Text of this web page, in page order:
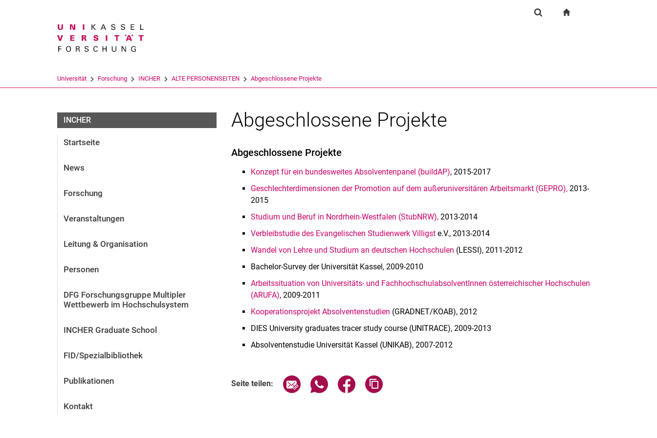
Universität Forschung INCHER ALTE PERSONENSEITEN Abgeschlossene Projekte
INCHER
Startseite
News
Forschung
Veranstaltungen
Leitung & Organisation
Personen
DFG Forschungsgruppe Multipler
Wettbewerb im Hochschulsystem
INCHER Graduate School
FID/Spezialbibliothek
Publikationen
Kontakt
Abgeschlossene Projekte
Abgeschlossene Projekte
Konzept für ein bundesweites Absolventenpanel (buildAP), 2015-2017
Geschlechterdimensionen der Promotion auf dem außeruniversitären Arbeitsmarkt (GEPRO),2013-
2015
Studium und Beruf in Nordrhein-Westfalen (StubNRW), 2013-2014
Verbleibstudie des Evangelischen Studienwerk Villigst e.V., 2013-2014
Wandel von Lehre und Studium an deutschen Hochschulen (LESSI), 2011-2012
Bachelor-Survey der Universität Kassel, 2009-2010
Arbeitssituation von Universitäts- und FachhochschulabsolventInnen österreichischer Hochschulen
(ARUFA), 2009-2011
Kooperationsprojekt Absolventenstudien (GRADNET/KOAB), 2012
DIES University graduates tracer study course (UNITRACE), 2009-2013
Absolventenstudie Universität Kassel (UNIKAB), 2007-2012
Seite teilen: Seite über E-Mail teilen
Seite über WhatsApp teilen (externer Link, öffnet neues Fenster)
Seite über Facebook teilen (externer Link, öffnet neues Fenster)